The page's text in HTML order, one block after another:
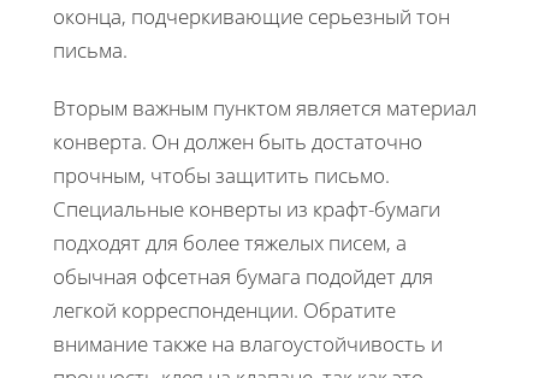
оконца, подчеркивающие серьезный тон
письма.
Вторым важным пунктом является материал
конверта. Он должен быть достаточно
прочным, чтобы защитить письмо.
Специальные конверты из крафт-бумаги
подходят для более тяжелых писем, а
обычная офсетная бумага подойдет для
легкой корреспонденции. Обратите
внимание также на влагоустойчивость и